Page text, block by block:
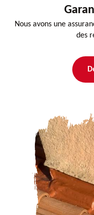
Nous avons une
des